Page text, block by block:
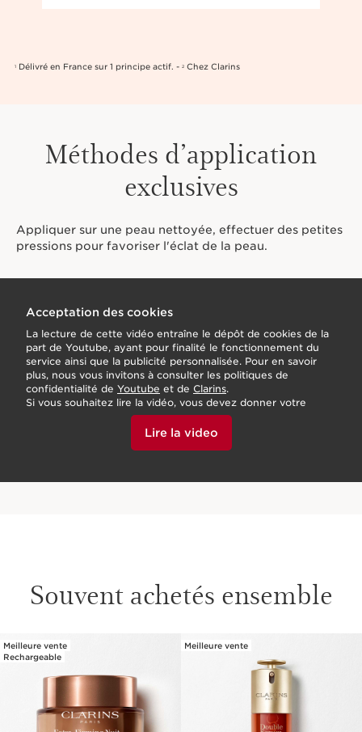
1Délivré en France sur 1 principe actif. - 2Chez Clarins
Méthodes d’application
exclusives
Appliquer sur une peau nettoyée, effectuer des petites
pressions pour favoriser l'éclat de la peau.
Acceptation des cookies
La lecture de cette vidéo entraîne le dépôt de cookies de la
part de Youtube, ayant pour finalité le fonctionnement du
service ainsi que la publicité personnalisée. Pour en savoir
plus, nous vous invitons à consulter les politiques de
confidentialité de Youtube et de Clarins.
Si vous souhaitez lire la vidéo, vous devez donner votre
accord en cliquant ci-dessous.
Lire la video
Souvent achetés ensemble
ALLER AU CONTENU
Meilleure vente
Rechargeable
Meilleure vente